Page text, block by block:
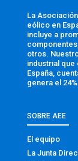
La
eólico en
incluye a
otros.
industrial que
España,
genera el
SOBRE AEE
El equipo
La Junta